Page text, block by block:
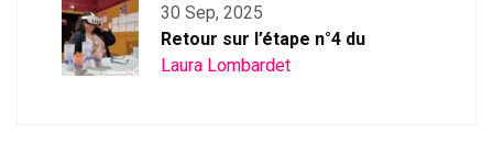
30 Sep, 2025
Retour sur l’étape n°4 du
Laura Lombardet